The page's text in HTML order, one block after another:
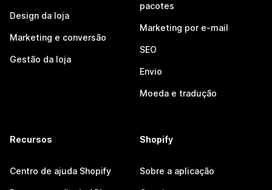
Design da loja
Marketing e conversão
Gestão da loja
pacotes
Marketing por e-mail
SEO
Envio
Moeda e tradução
Recursos
Centro de ajuda Shopify
Shopify
Sobre a aplicação